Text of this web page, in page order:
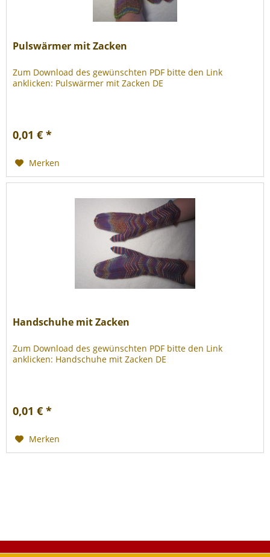
Pulswärmer mit Zacken
Zum Download des gewünschten PDF bitte den Link
anklicken: Pulswärmer mit Zacken DE
0,01 € *
Merken
Handschuhe mit Zacken
Zum Download des gewünschten PDF bitte den Link
anklicken: Handschuhe mit Zacken DE
0,01 € *
Merken